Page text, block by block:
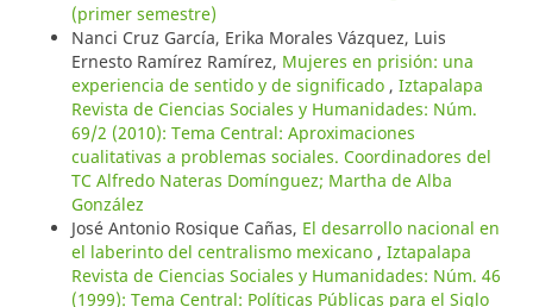
(primer semestre)
Nanci Cruz García, Erika Morales Vázquez, Luis
Ernesto Ramírez Ramírez, Mujeres en prisión: una
experiencia de sentido y de significado , Iztapalapa
Revista de Ciencias Sociales y Humanidades: Núm.
69/2 (2010): Tema Central: Aproximaciones
cualitativas a problemas sociales. Coordinadores del
TC Alfredo Nateras Domínguez; Martha de Alba
González
José Antonio Rosique Cañas, El desarrollo nacional en
el laberinto del centralismo mexicano , Iztapalapa
Revista de Ciencias Sociales y Humanidades: Núm. 46
(1999): Tema Central: Políticas Públicas para el Siglo